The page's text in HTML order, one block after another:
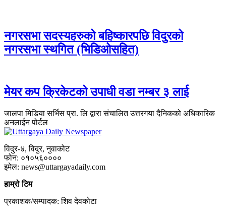
नगरसभा सदस्यहरुको बहिष्कारपछि विदुरको
नगरसभा स्थगित (भिडिओसहित)
मेयर कप क्रिकेटको उपाधी वडा नम्बर ३ लाई
जालपा मिडिया सर्भिस प्रा. लि द्वारा संचालित उत्तरगया दैनिकको अधिकारिक
अनलाईन पोर्टल
विदुर-४, विदुर, नुवाकोट
फोन: ०१०५६००००
इमेल: news@uttargayadaily.com
हाम्रो टिम
प्रकाशक/सम्पादक: शिव देवकोटा